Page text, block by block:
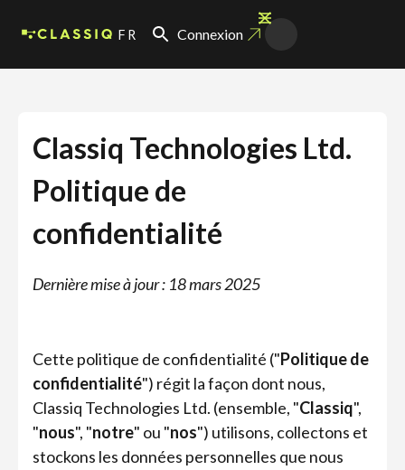
FR Connexion
Classiq Technologies Ltd.
Politique de
confidentialité
Dernière mise à jour : 18 mars 2025
Cette politique de confidentialité ("Politique de
confidentialité") régit la façon dont nous,
Classiq Technologies Ltd. (ensemble, "Classiq",
"nous", "notre" ou "nos") utilisons, collectons et
stockons les données personnelles que nous